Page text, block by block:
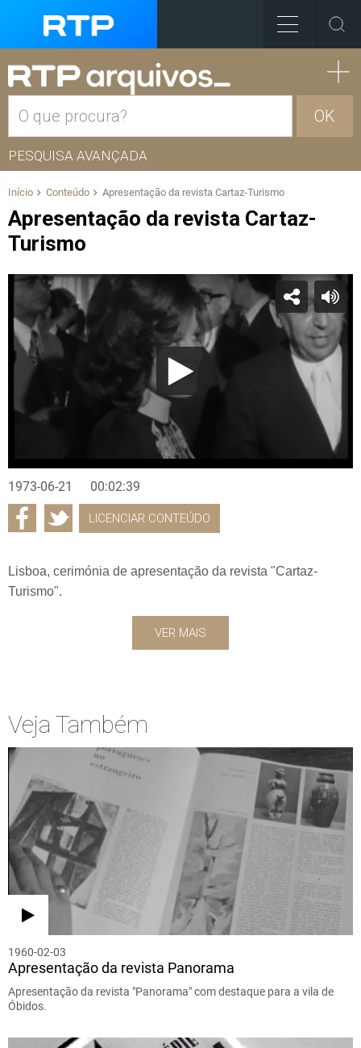
OK
PESQUISA AVANÇADA
Início Conteúdo Apresentação da revista Cartaz-Turismo
Apresentação da revista Cartaz-
Turismo
1973-06-21 00:02:39
LICENCIAR CONTEÚDO
Lisboa, cerimónia de apresentação da revista "Cartaz-
Turismo".
VER MAIS
Veja Também
1960-02-03
Apresentação da revista Panorama
Apresentação da revista "Panorama" com destaque para a vila de
Óbidos.